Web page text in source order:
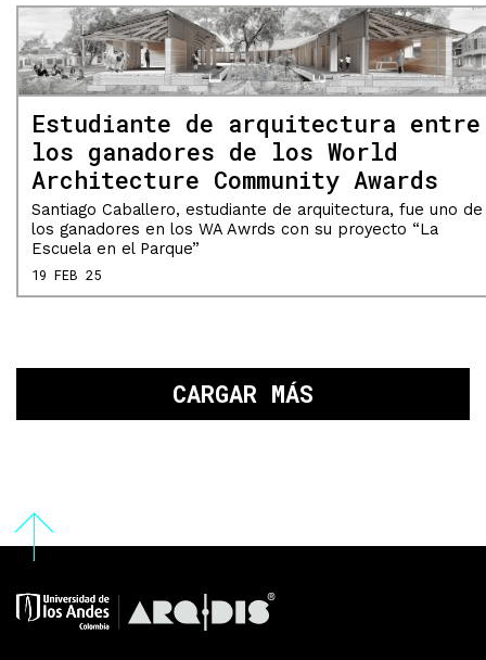
Estudiante de arquitectura entre
los ganadores de los World
Architecture Community Awards
Santiago Caballero, estudiante de arquitectura, fue uno de
los ganadores en los WA Awrds con su proyecto “La
Escuela en el Parque”
19 FEB 25
CARGAR MÁS